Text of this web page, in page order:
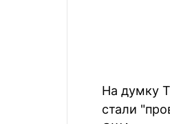
На думку
стали